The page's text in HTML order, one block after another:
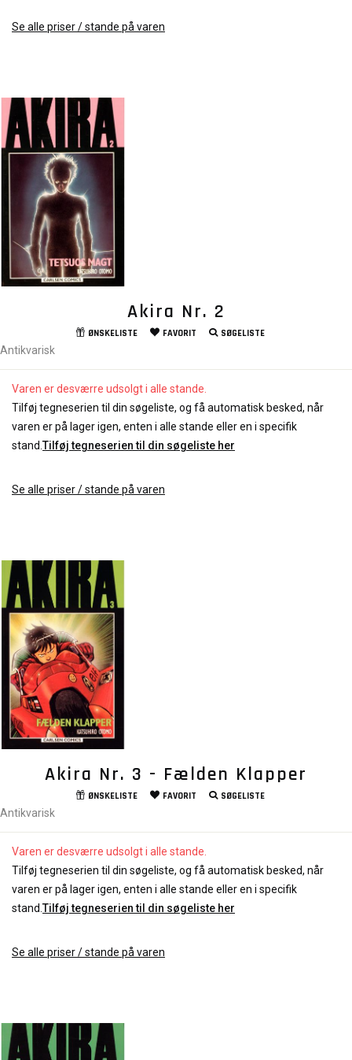
Se alle priser / stande på varen
Akira Nr. 2
ØNSKELISTE FAVORIT SØGELISTE
Antikvarisk
Varen er desværre udsolgt i alle stande.
Tilføj tegneserien til din søgeliste, og få automatisk besked, når
varen er på lager igen, enten i alle stande eller en i specifik
stand. Tilføj tegneserien til din søgeliste her
Se alle priser / stande på varen
Akira Nr. 3 - Fælden Klapper
ØNSKELISTE FAVORIT SØGELISTE
Antikvarisk
Varen er desværre udsolgt i alle stande.
Tilføj tegneserien til din søgeliste, og få automatisk besked, når
varen er på lager igen, enten i alle stande eller en i specifik
stand. Tilføj tegneserien til din søgeliste her
Se alle priser / stande på varen